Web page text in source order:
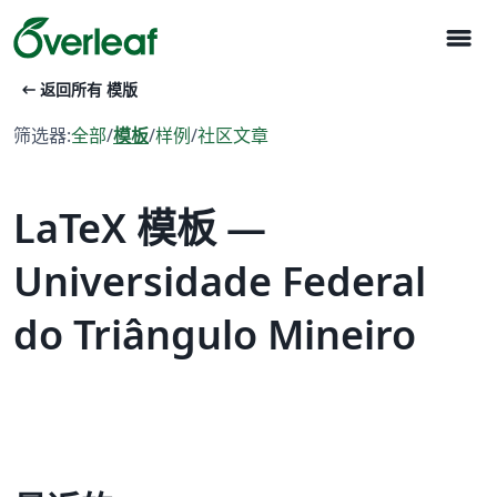
menu
arrow_left_alt 返回所有 模版
筛选器:全部/模板/样例/社区文章
LaTeX 模板 —
Universidade Federal
do Triângulo Mineiro